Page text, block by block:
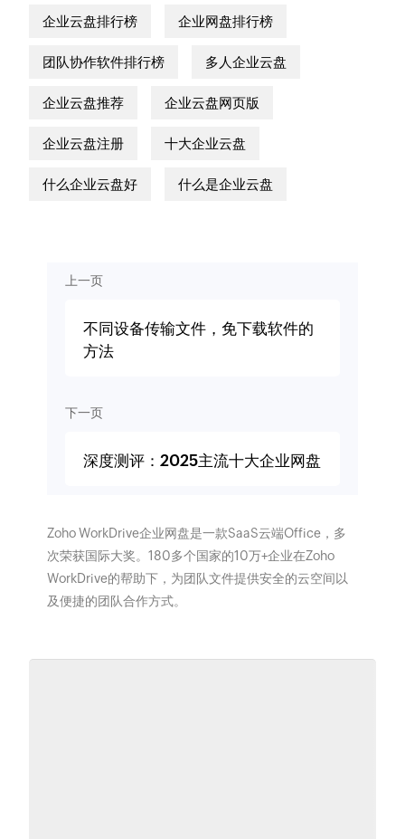
企业云盘排行榜 企业网盘排行榜
团队协作软件排行榜 多人企业云盘
企业云盘推荐 企业云盘网页版
企业云盘注册 十大企业云盘
什么企业云盘好 什么是企业云盘
上一页
不同设备传输文件，免下载软件的
方法
下一页
深度测评：2025主流十大企业网盘
Zoho WorkDrive企业网盘是一款SaaS云端Office，多
次荣获国际大奖。180多个国家的10万+企业在Zoho
WorkDrive的帮助下，为团队文件提供安全的云空间以
及便捷的团队合作方式。